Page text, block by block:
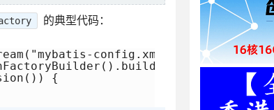
的典型代码：
config.xml");
{